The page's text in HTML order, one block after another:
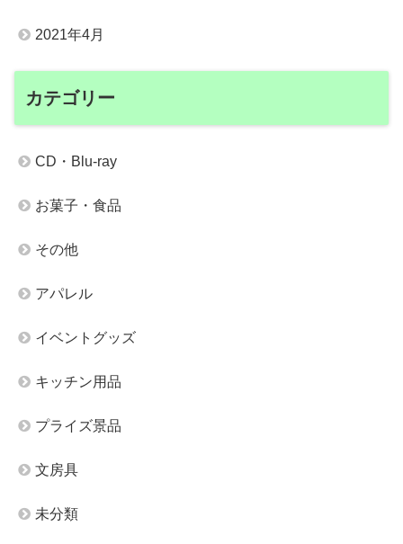
2021年4月
カテゴリー
CD・Blu-ray
お菓子・食品
その他
アパレル
イベントグッズ
キッチン用品
プライズ景品
文房具
未分類